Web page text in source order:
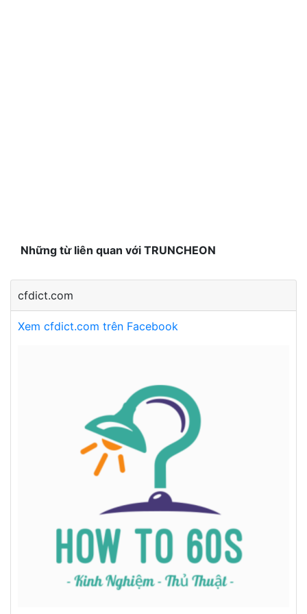
Những từ liên quan với TRUNCHEON
cfdict.com
Xem cfdict.com trên Facebook